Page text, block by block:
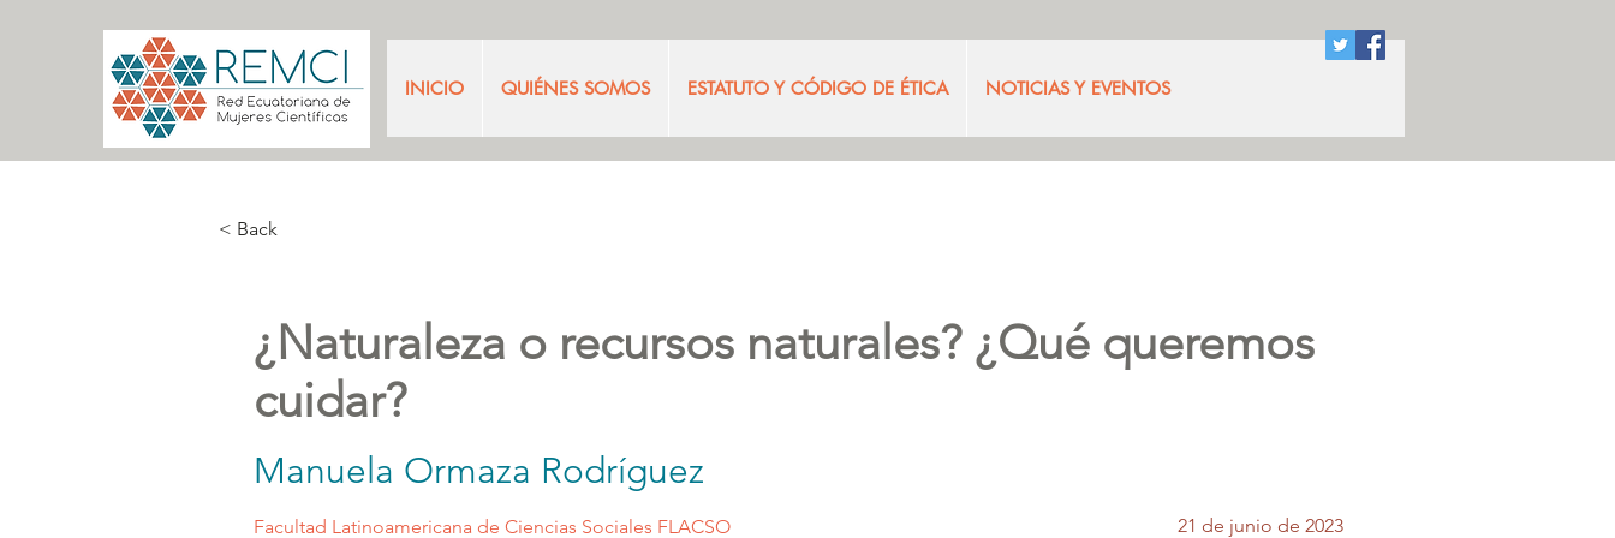
INICIO QUIÉNES SOMOS ESTATUTO Y CÓDIGO DE ÉTICA NOTICIAS Y EVENTOS
< Back
¿Naturaleza o recursos naturales? ¿Qué queremos
cuidar?
Manuela Ormaza Rodríguez
Facultad Latinoamericana de Ciencias Sociales FLACSO 21 de junio de 2023